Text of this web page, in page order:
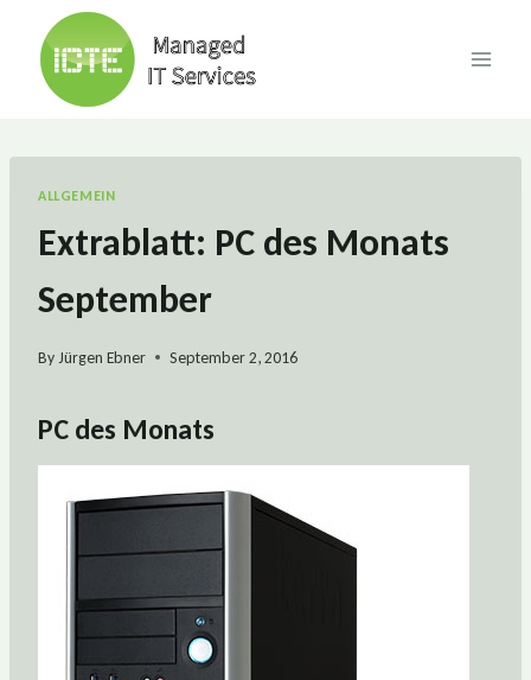
content
ALLGEMEIN
Extrablatt: PC des Monats
September
ByJürgen Ebner September 2, 2016
PC des Monats